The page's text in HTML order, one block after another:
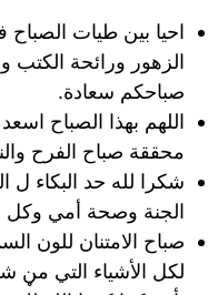
احيا بين طيات الصباح
الزهور ورائحة الكتب
صباحكم سعادة.
اللهم بهذا الصباح
محققة صباح الفرح
شكرا لله حد البكاء ل
الجنة وصحة أمي وكل
صباح الامتنان للون
لكل الأشياء التي مڼ